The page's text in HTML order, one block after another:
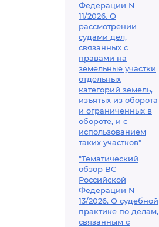
Федерации N
11/2026. О
рассмотрении
судами дел,
связанных с
правами на
земельные участки
отдельных
категорий земель,
изъятых из оборота
и ограниченных в
обороте, и с
использованием
таких участков"
"Тематический
обзор ВС
Российской
Федерации N
13/2026. О судебной
практике по делам,
связанным с